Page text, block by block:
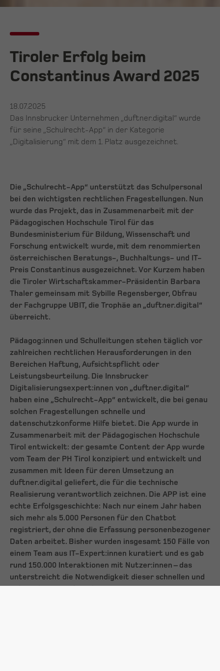
Tiroler Erfolg beim
Constantinus Award 2025
18.07.2025
Das Innsbrucker Unternehmen „duftner.digital“ wurde
für seine „Schulrecht-App“ in der Kategorie
„Digitalisierung“ mit dem 1. Platz ausgezeichnet.
Die „Schulrecht-App“ unterstützt das Schulpersonal
bei den wichtigsten rechtlichen Fragestellungen. Nun
wurde das Projekt, das in Zusammenarbeit mit der
Pädagogischen Hochschule Tirol für das
Bundesministerium für Bildung, Wissenschaft und
Forschung entwickelt wurde, mit dem renommierten
österreichischen Beratungs-, Buchhaltungs- und IT-
Preis Constantinus ausgezeichnet. Vor Kurzem haben
die Tiroler Wirtschaftskammer-Präsidentin Barbara
Thaler gemeinsam mit Sybille Regensberger, Obfrau
der Fachgruppe UBIT, die Trophäe an „duftner.digital“
überreicht.
Pädagog:innen und Schulleitungen stehen täglich vor
zahlreichen rechtlichen Herausforderungen in den
Bereichen Haftung, Aufsichtspflicht oder
Leistungsbeurteilung. Die Innsbrucker
Digitalisierungsexpert:innen von „duftner.digital“
haben eine „Schulrecht-App“ entwickelt, die bei genau
solchen Fragestellungen schnelle und
datenschutzkonforme Hilfe bietet. Die App wurde in
Zusammenarbeit mit der Pädagogischen Hochschule
Tirol entwickelt: der gesamte Content der App wurde
vom Team der PH Tirol konzipiert und entwickelt und
zusammen mit Ideen für deren Umsetzung an
duftner.digital geliefert, die für die technische
Realisierung verantwortlich zeichnen. Die APP ist eine
echte Erfolgsgeschichte: Nach nur einem Jahr haben
sich mehr als 5.000 Personen für den Chatbot
registriert, der ohne die Erfassung personenbezogener
Daten arbeitet. Bisher wurden insgesamt 150 Fälle von
einem Team aus IT-Expert:innen kuratiert und es gab
rund 150.000 Interaktionen mit Nutzer:innen – das
unterstreicht die Notwendigkeit dieser schnellen und